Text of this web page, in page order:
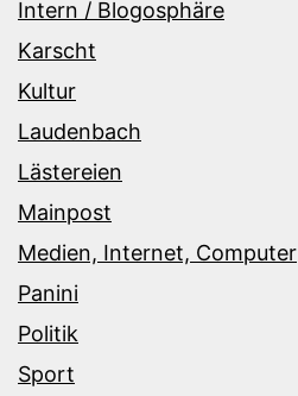
Intern / Blogosphäre
Karscht
Kultur
Laudenbach
Lästereien
Mainpost
Medien, Internet, Computer
Panini
Politik
Sport